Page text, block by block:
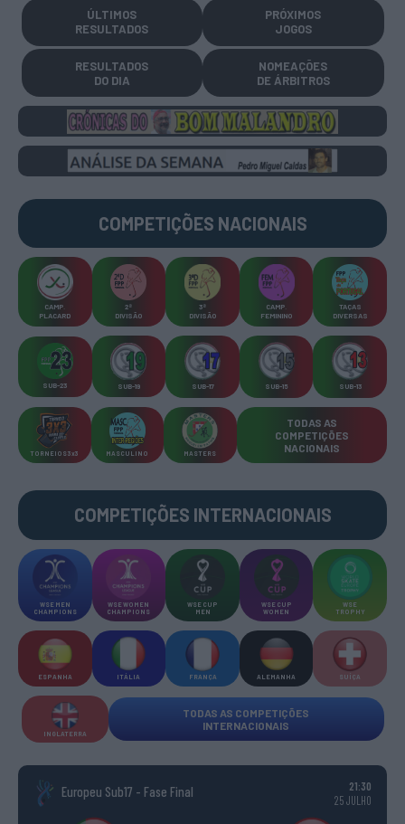
ÚLTIMOS
RESULTADOS
PRÓXIMOS
JOGOS
RESULTADOS
DO DIA
NOMEAÇÕES
DE ÁRBITROS
COMPETIÇÕES NACIONAIS
CAMP
PLACARD
2ª
DIVISÃO
3ª
DIVISÃO
CAMP
FEMININO
TAÇAS
DIVERSAS
SUB-23 SUB-19 SUB-17 SUB-15 SUB-13
TORNEIOS 3x3 MASCULINO MASTERS
TODAS AS
COMPETIÇÕES
NACIONAIS
COMPETIÇÕES INTERNACIONAIS
WSE MEN
CHAMPIONS
WSE WOMEN
CHAMPIONS
WSE CUP
MEN
WSE CUP
WOMEN
WSE
TROPHY
ESPANHA ITÁLIA FRANÇA ALEMANHA SUÍÇA
INGLATERRA
TODAS AS COMPETIÇÕES
INTERNACIONAIS
Europeu Sub17 - Fase Final
21:30
25 JULHO